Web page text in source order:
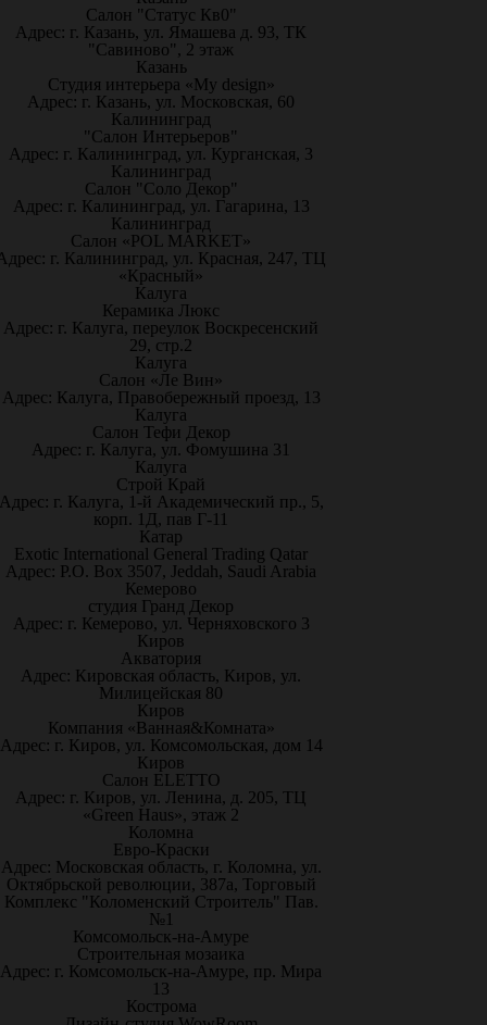
Салон "Статус Кв0"
Адрес: г. Казань, ул. Ямашева д. 93, ТК
"Савиново", 2 этаж
Казань
Студия интерьера «My design»
Адрес: г. Казань, ул. Московская, 60
Калининград
"Салон Интерьеров"
Адрес: г. Калининград, ул. Курганская, 3
Калининград
Салон "Соло Декор"
Адрес: г. Калининград, ул. Гагарина, 13
Калининград
Салон «POL MARKET»
г. Калининград, ул. Красная, 247, ТЦ
«Красный»
Калуга
Керамика Люкс
Адрес: г. Калуга, переулок Воскресенский
29, стр.2
Калуга
Салон «Ле Вин»
Адрес: Калуга, Правобережный проезд, 13
Калуга
Салон Тефи Декор
Адрес: г. Калуга, ул. Фомушина 31
Калуга
Строй Край
г. Калуга, 1-й Академический пр., 5,
корп. 1Д, пав Г-11
Катар
Exotic International General Trading Qatar
Адрес: P.O. Box 3507, Jeddah, Saudi Arabia
Кемерово
студия Гранд Декор
Адрес: г. Кемерово, ул. Черняховского 3
Киров
Акватория
Адрес: Кировская область, Киров, ул.
Милицейская 80
Киров
Компания «Ванная&Комната»
Адрес: г. Киров, ул. Комсомольская, дом 14
Киров
Салон ELETTO
Адрес: г. Киров, ул. Ленина, д. 205, ТЦ
«Green Haus», этаж 2
Коломна
Евро-Краски
Адрес: Московская область, г. Коломна, ул.
Октябрьской революции, 387а, Торговый
Комплекс "Коломенский Строитель" Пав.
№1
Комсомольск-на-Амуре
Строительная мозаика
Адрес: г. Комсомольск-на-Амуре, пр. Мира
13
Кострома